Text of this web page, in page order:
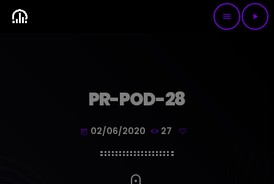
menu play_arrow
PR-POD-28
today 02/06/2020 27